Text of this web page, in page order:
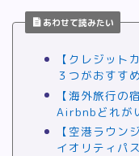
あわせて読みたい
【クレジット
３つがおすす
【海外旅行の
Airbnbどれが
【空港ラウン
イオリティパ